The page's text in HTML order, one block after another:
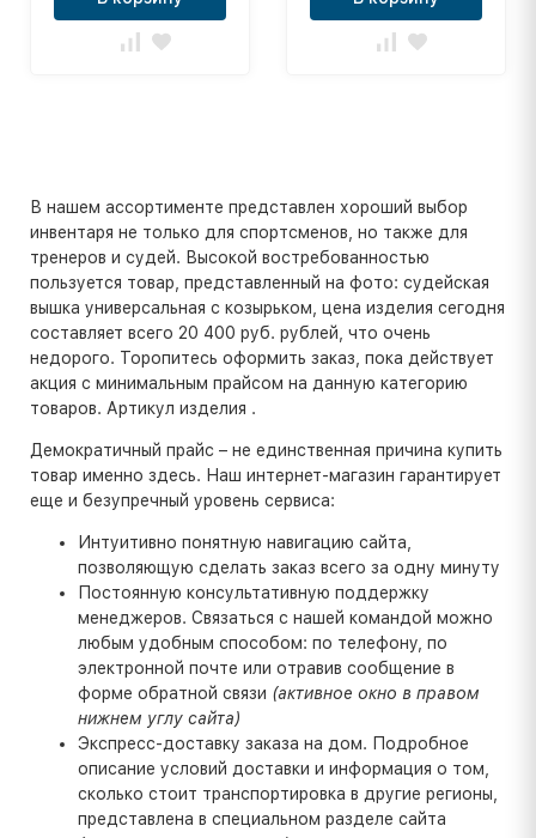
В нашем ассортименте представлен хороший выбор
инвентаря не только для спортсменов, но также для
тренеров и судей. Высокой востребованностью
пользуется товар, представленный на фото: судейская
вышка универсальная с козырьком, цена изделия сегодня
составляет всего 20 400 руб. рублей, что очень
недорого. Торопитесь оформить заказ, пока действует
акция с минимальным прайсом на данную категорию
товаров. Артикул изделия .
Демократичный прайс – не единственная причина купить
товар именно здесь. Наш интернет-магазин гарантирует
еще и безупречный уровень сервиса:
Интуитивно понятную навигацию сайта,
позволяющую сделать заказ всего за одну минуту
Постоянную консультативную поддержку
менеджеров. Связаться с нашей командой можно
любым удобным способом: по телефону, по
электронной почте или отравив сообщение в
форме обратной связи (активное окно в правом
нижнем углу сайта)
Экспресс-доставку заказа на дом. Подробное
описание условий доставки и информация о том,
сколько стоит транспортировка в другие регионы,
представлена в специальном разделе сайта